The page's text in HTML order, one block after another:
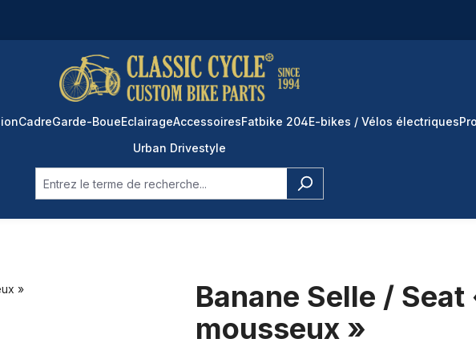
CadreGarde-BoueEclairageAccessoiresFatbike 204E-bikes / Vélos électriques
Urban Drivestyle
Banane Selle / Seat
mousseux »